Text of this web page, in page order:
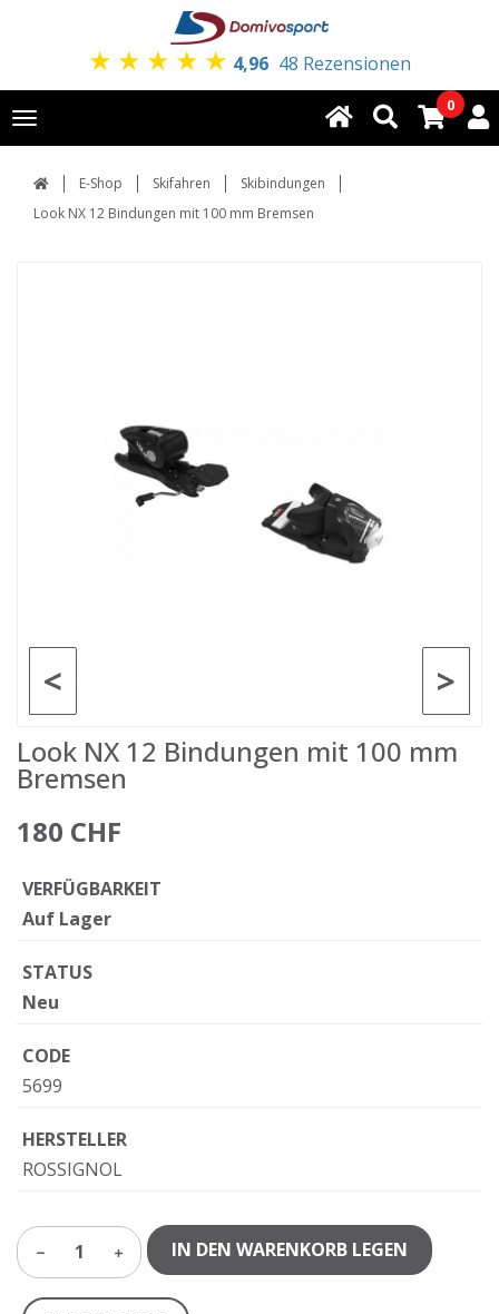
★ ★ ★ ★ ★ 4,96 48 Rezensionen
Toggle
navigation
0
E-Shop Skifahren
Skibindungen
Look NX 12 Bindungen mit 100 mm Bremsen
>
<
Look NX 12 Bindungen mit 100 mm
Bremsen
180 CHF
VERFÜGBARKEIT
Auf Lager
STATUS
Neu
CODE
5699
HERSTELLER
ROSSIGNOL
1 IN DEN WARENKORB LEGEN